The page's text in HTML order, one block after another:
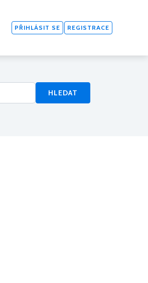
PŘIHLÁSIT SE REGISTRACE
HLEDAT